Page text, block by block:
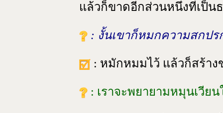
แล้วก็ขาดอีกส่วนหนึ่งที่เป็น
: งั้นเขาก็หมกความสกปร
: หมักหมมไว้ แล้วก็สร้า
: เราจะพยายามหมุนเวีย